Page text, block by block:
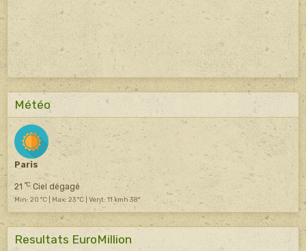
Météo
Paris
21 °CCiel dégagé
Min: 20 °C | Max: 23 °C | Vent: 11 kmh 38°
Resultats EuroMillion